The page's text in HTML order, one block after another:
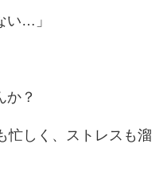
い…」
か？
忙しく、ストレスも溜